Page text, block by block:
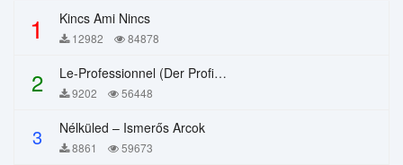
1 Kincs Ami Nincs
12982 84878
2 Le-Professionnel (Der Profi) – Chi Mai
9202 56448
3 Nélküled – Ismerős Arcok
8861 59673